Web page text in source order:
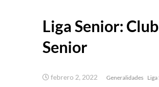
Liga Senior:
Senior
febrero 2, 2022 Generalidades